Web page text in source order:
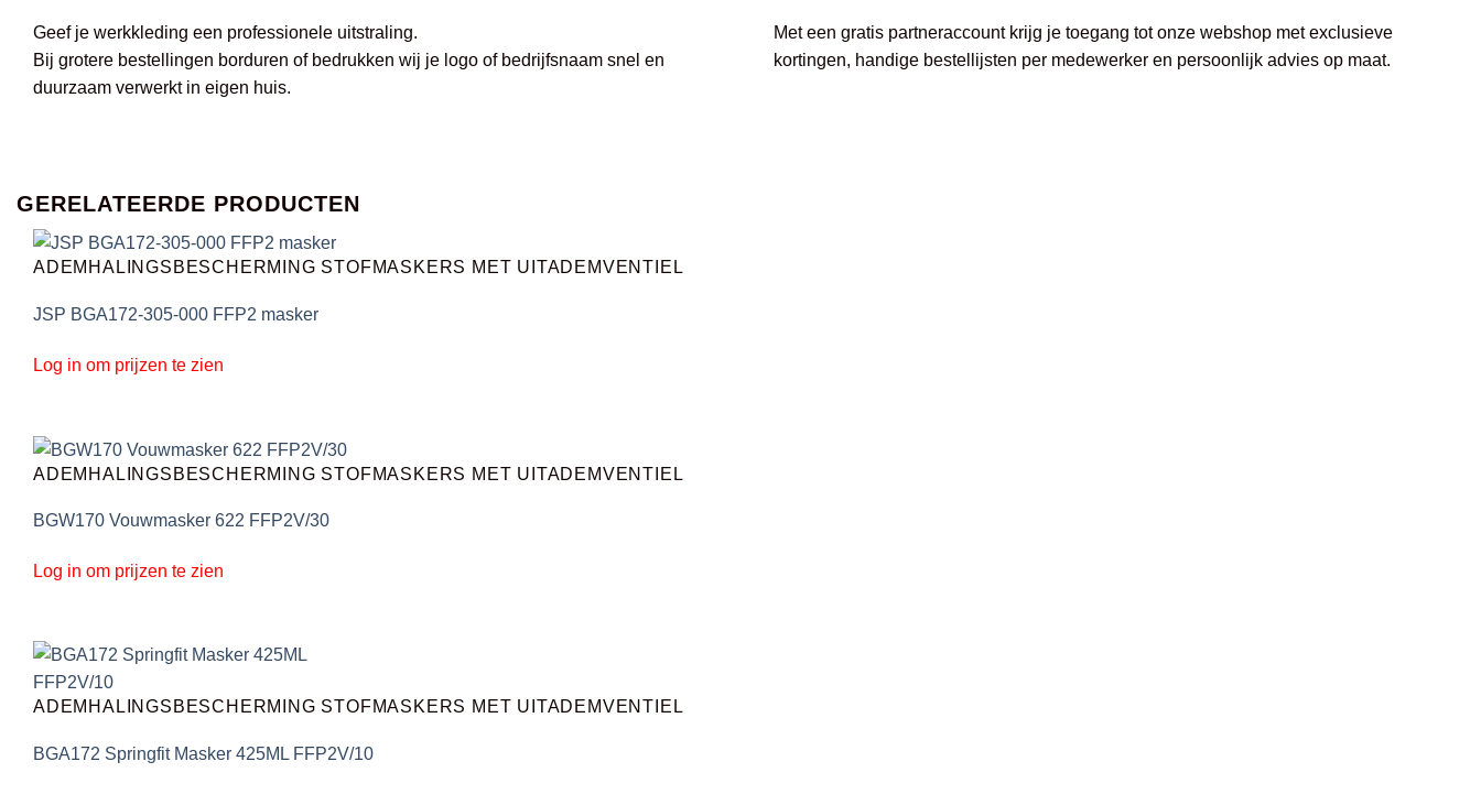
Geef je werkkleding een professionele uitstraling.
Bij grotere bestellingen borduren of bedrukken wij je logo of bedrijfsnaam snel en
duurzaam verwerkt in eigen huis.
Met een gratis partneraccount krijg je toegang tot onze webshop met exclusieve
kortingen, handige bestellijsten per medewerker en persoonlijk advies op maat.
GERELATEERDE PRODUCTEN
ADEMHALINGSBESCHERMING STOFMASKERS MET UITADEMVENTIEL
JSP BGA172-305-000 FFP2 masker
Log in om prijzen te zien
ADEMHALINGSBESCHERMING STOFMASKERS MET UITADEMVENTIEL
BGW170 Vouwmasker 622 FFP2V/30
Log in om prijzen te zien
ADEMHALINGSBESCHERMING STOFMASKERS MET UITADEMVENTIEL
BGA172 Springfit Masker 425ML FFP2V/10